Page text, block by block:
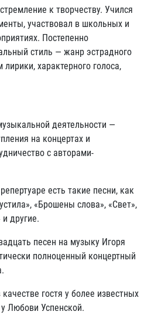
к творчеству. Учился
участвовал в школьных и
Постепенно
стиль — жанр эстрадного
характерного голоса,
деятельности —
на концертах и
с авторами-
есть такие песни, как
«Брошены слова», «Свет»,
другие.
песен на музыку Игоря
полноценный концертный
гостя у более известных
Любови Успенской.